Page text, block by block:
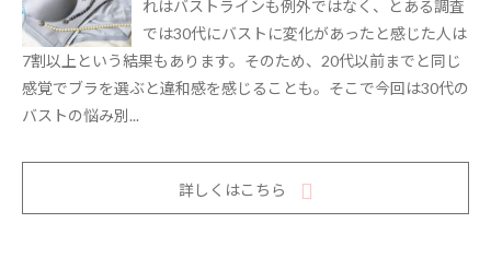
れはバストラインも例外ではなく、とある調査
では30代にバストに変化があったと感じた人は
7割以上という結果もあります。そのため、20代以前までと同じ
感覚でブラを選ぶと違和感を感じることも。そこで今回は30代の
バストの悩み別...
詳しくはこちら